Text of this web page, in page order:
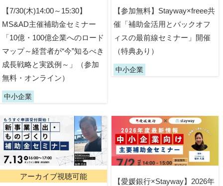
【7/30(木)14:00～15:30】
MS&AD主催補助金セミナー
「10億・100億企業へのロード
マップ～経営者が“今”知るべき
成長戦略と実践例～」（参加
無料・オンライン）
中小企業
【参加無料】Stayway×freee共
催「補助金活用とバックオフ
ィスの最前線セミナー」開催
（特典あり）
中小企業
アーカイブ視聴可能
【愛媛銀行×Stayway】2026年